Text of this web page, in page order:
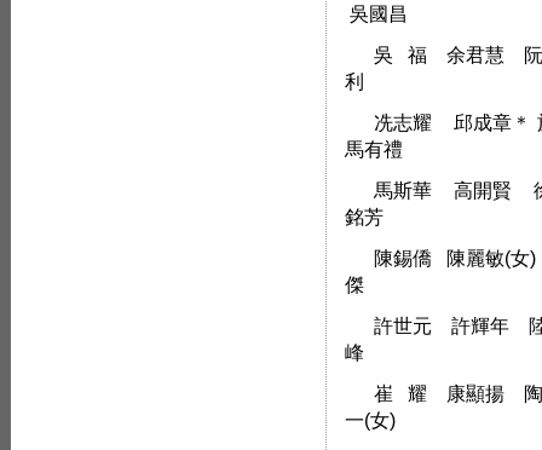
吳國昌
吳 福 余君慧
利
冼志耀 邱成章
馬有禮
馬斯華 高開賢
銘芳
陳錫僑 陳麗敏(
傑
許世元 許輝年
峰
崔 耀 康顯揚
一(女)